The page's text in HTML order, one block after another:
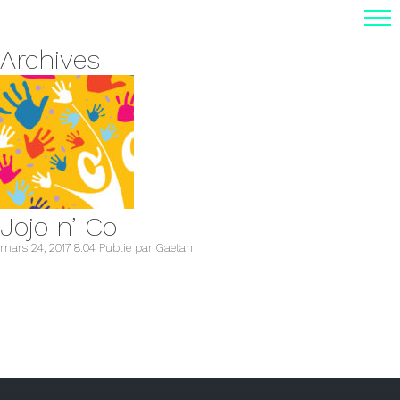
Archives
Jojo n’ Co
mars 24, 2017 8:04 Publié par Gaetan